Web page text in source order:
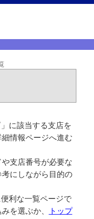
に該当する支店を
情報ページへ進む
支店番号が必要な
にしながら目的の
利な一覧ページで
を選ぶか、
トップ